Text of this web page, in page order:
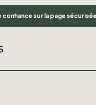
sur la page